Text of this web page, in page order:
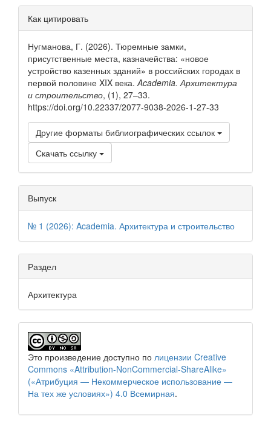
Информация
о статье
Как цитировать
Нугманова, Г. (2026). Тюремные замки,
присутственные места, казначейства: «новое
устройство казенных зданий» в российских городах в
первой половине XIX века.Academia. Архитектура
и строительство, (1), 27–33.
https://doi.org/10.22337/2077-9038-2026-1-27-33
Другие форматы библиографических ссылок
Скачать ссылку
Выпуск
№ 1 (2026): Academia. Архитектура и строительство
Раздел
Архитектура
Это произведение доступно по лицензии Creative
Commons «Attribution-NonCommercial-ShareAlike»
(«Атрибуция — Некоммерческое использование —
На тех же условиях») 4.0 Всемирная.